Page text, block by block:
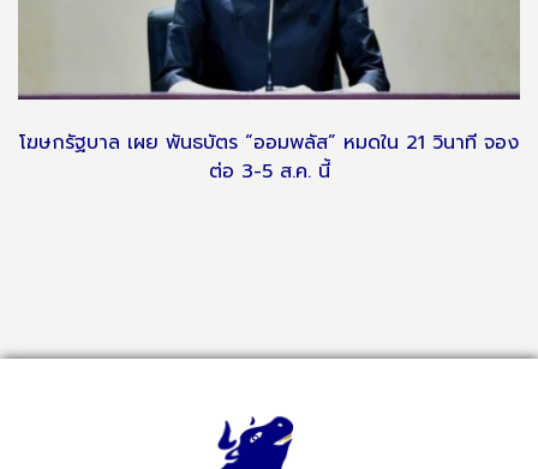
โฆษกรัฐบาล เผย พันธบัตร “ออมพลัส” หมดใน 21 วินาที จอง
ต่อ 3-5 ส.ค. นี้